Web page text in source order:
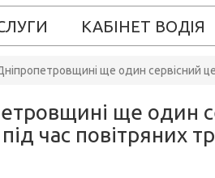
КАБІНЕТ ВОДІЯ
ще один сервісний
ще один
час повітряних